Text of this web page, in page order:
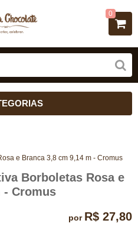
0
e Branca 3,8 cm 9,14 m - Cromus
Borboletas Rosa e
- Cromus
por R$ 27,80